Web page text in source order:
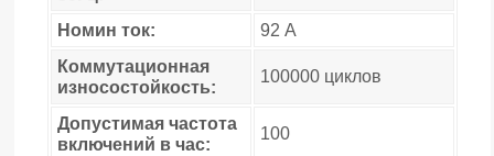
Номин ток:
92 А
Коммутационная
износостойкость:
100000 циклов
Допустимая частота
включений в час:
100